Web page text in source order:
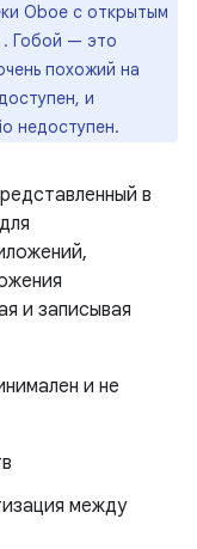
Oboe с открытым
. Гобой — это
похожий на
и
недоступен.
в
и записывая
и не
между